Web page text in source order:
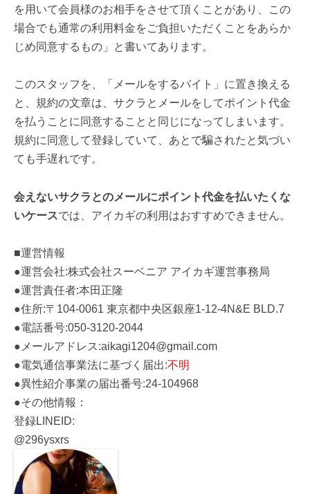
を用いて会員様のお相手をさせて頂くことがあり、この
場合でも通常の利用料金をご負担いただくことをあらか
じめ同意するもの」と書いてあります。
このスタッフを、「メールをするバイト」に置き換える
と、規約の文章は、サクラとメールをしてポイント代金
を払うことに同意することと同じになってしまいます。
規約に同意して登録していて、あとで騙されたと気づい
ても手遅れです。
会えないサクラとのメールにポイント代金を払いたくな
いケースでは、アイカギの利用はおすすめできません。
■運営情報
●運営会社:株式会社スーベニア アイカギ運営事務局
●運営責任者:本田正隆
●住所:〒104-0061 東京都中央区銀座1-12-4N&E BLD.7
●電話番号:050-3120-2044
●メールアドレス:aikagi1204@gmail.com
●電気通信事業法に基づく届出:不明
●異性紹介事業の届出番号:24-104968
●その他情報：
登録LINEID:
@296ysxrs